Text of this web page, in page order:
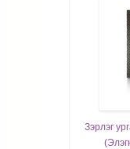
Зэрлэг